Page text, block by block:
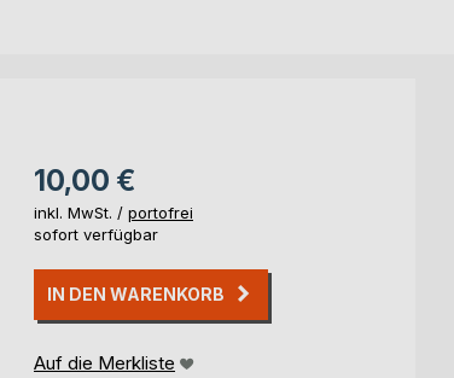
10,00 €
inkl. MwSt. / portofrei
sofort verfügbar
IN DEN WARENKORB
Auf die Merkliste